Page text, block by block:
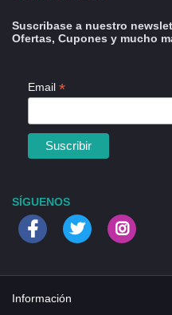
Suscribase a nuestro
Ofertas, Cupones y mucho
Email *
SÍGUENOS
Información